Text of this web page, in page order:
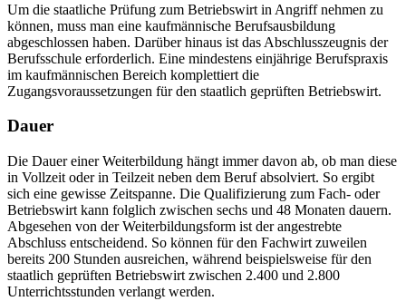
Um die staatliche Prüfung zum Betriebswirt in Angriff nehmen zu
können, muss man eine kaufmännische Berufsausbildung
abgeschlossen haben. Darüber hinaus ist das Abschlusszeugnis der
Berufsschule erforderlich. Eine mindestens einjährige Berufspraxis
im kaufmännischen Bereich komplettiert die
Zugangsvoraussetzungen für den staatlich geprüften Betriebswirt.
Dauer
Die Dauer einer Weiterbildung hängt immer davon ab, ob man diese
in Vollzeit oder in Teilzeit neben dem Beruf absolviert. So ergibt
sich eine gewisse Zeitspanne. Die Qualifizierung zum Fach- oder
Betriebswirt kann folglich zwischen sechs und 48 Monaten dauern.
Abgesehen von der Weiterbildungsform ist der angestrebte
Abschluss entscheidend. So können für den Fachwirt zuweilen
bereits 200 Stunden ausreichen, während beispielsweise für den
staatlich geprüften Betriebswirt zwischen 2.400 und 2.800
Unterrichtsstunden verlangt werden.